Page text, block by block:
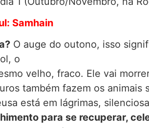
Samhain
O auge do outono, isso
o
velho, fraco. Ele vai
também fazem os
está em lágrimas,
para se recuperar,